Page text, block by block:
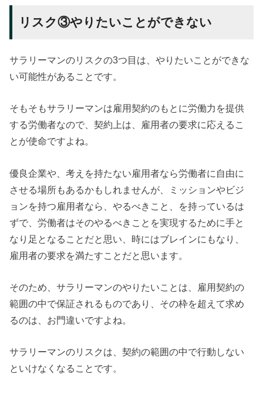
リスク③やりたいことができない
サラリーマンのリスクの3つ目は、やりたいことができな
い可能性があることです。
そもそもサラリーマンは雇用契約のもとに労働力を提供
する労働者なので、契約上は、雇用者の要求に応えるこ
とが使命ですよね。
優良企業や、考えを持たない雇用者なら労働者に自由に
させる場所もあるかもしれませんが、ミッションやビジ
ョンを持つ雇用者なら、やるべきこと、を持っているは
ずで、労働者はそのやるべきことを実現するために手と
なり足となることだと思い、時にはブレインにもなり、
雇用者の要求を満たすことだと思います。
そのため、サラリーマンのやりたいことは、雇用契約の
範囲の中で保証されるものであり、その枠を超えて求め
るのは、お門違いですよね。
サラリーマンのリスクは、契約の範囲の中で行動しない
といけなくなることです。